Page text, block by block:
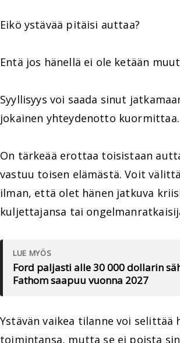
Eikö ystävää pitäisi auttaa?
Entä jos hänellä ei ole ketään
Syyllisyys voi saada sinut
jokainen yhteydenotto kuormittaa.
On tärkeää erottaa toisistaan
vastuu toisen elämästä. Voit
ilman, että olet hänen jatkuva
kuljettajansa tai
LUE MYÖS
Ford paljasti alle 30 000 dollarin
Fathom saapuu vuonna 2027
Ystävän vaikea tilanne voi selittää
toimintansa, mutta se ei poista